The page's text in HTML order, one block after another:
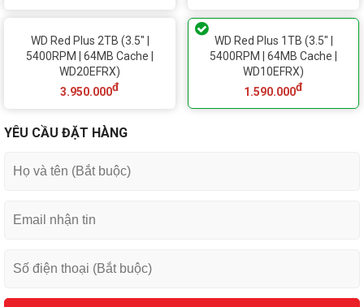
WD Red Plus 2TB (3.5" |
5400RPM | 64MB Cache |
WD20EFRX)
3.950.000đ
WD Red Plus 1TB (3.5" |
5400RPM | 64MB Cache |
WD10EFRX)
1.590.000đ
YÊU CẦU ĐẶT HÀNG